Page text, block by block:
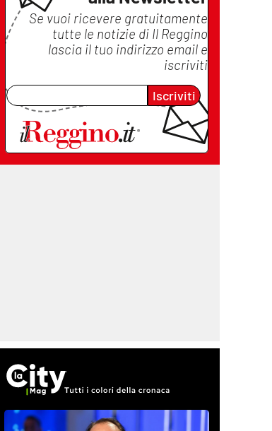
Se vuoi ricevere gratuitamente
tutte le notizie di Il Reggino
lascia il tuo indirizzo email e
iscriviti
Iscriviti